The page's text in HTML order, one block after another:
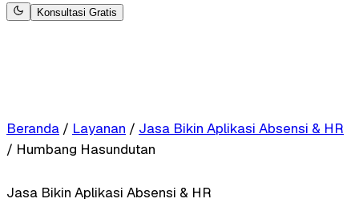
Konsultasi Gratis
Beranda / Layanan / Jasa Bikin Aplikasi Absensi & HR
/ Humbang Hasundutan
Jasa Bikin Aplikasi Absensi & HR